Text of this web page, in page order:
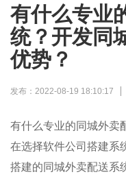
有什么专业
统？开发同
优势？
发布：2022-08-19 18:10:17
有什么专业的同城外卖
在选择软件公司搭建系
搭建的同城外卖配送系